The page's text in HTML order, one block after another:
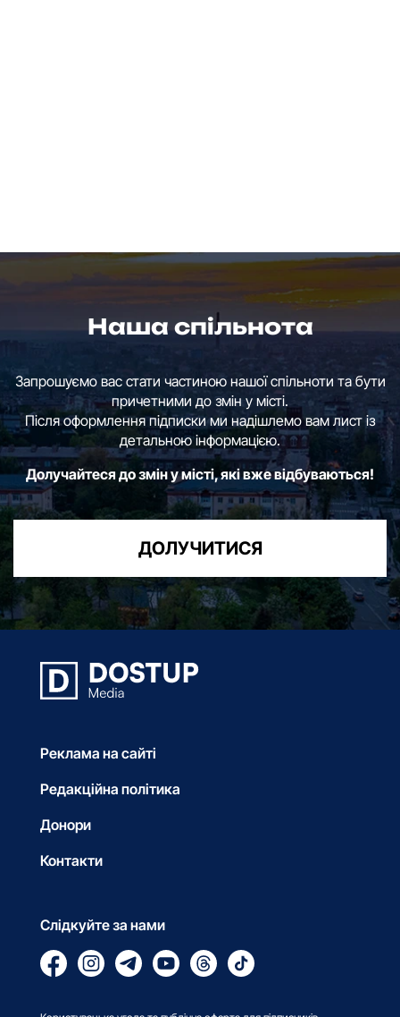
Наша спільнота
Запрошуємо вас стати частиною нашої спільноти та бути
причетними до змін у місті.
Після оформлення підписки ми надішлемо вам лист із
детальною інформацією.
Долучайтеся до змін у місті, які вже відбуваються!
ДОЛУЧИТИСЯ
Реклама на сайті
Редакційна політика
Донори
Контакти
Слідкуйте за нами